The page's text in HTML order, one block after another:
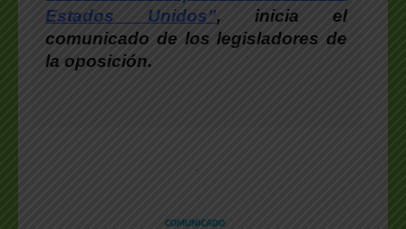
Estados Unidos”, inicia el
comunicado de los legisladores de
la oposición.
.